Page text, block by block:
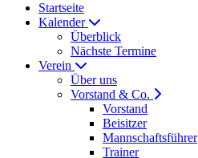
Startseite
Kalender
Überblick
Nächste Termine
Verein
Über uns
Vorstand & Co.
Vorstand
Beisitzer
Mannschaftsführer
Trainer